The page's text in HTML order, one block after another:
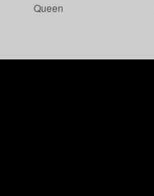
Queen